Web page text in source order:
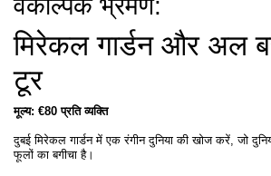
वैकल्पिक भ्रमण:
मिरेकल गार्डन और अल
टूर
मूल्य: €80 प्रति व्यक्ति
दुबई मिरेकल गार्डन में एक रंगीन दुनिया की खोज करें, जो
फूलों का बगीचा है।